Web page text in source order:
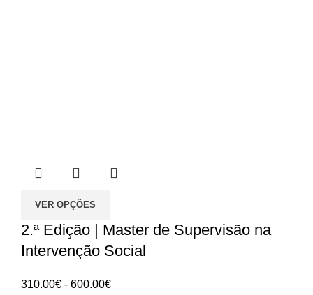
VER OPÇÕES
2.ª Edição | Master de Supervisão na
Intervenção Social
310.00€ - 600.00€Intervalo